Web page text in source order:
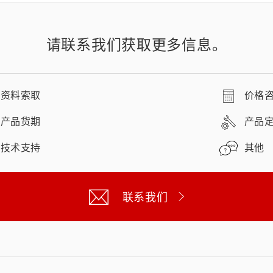
请联系我们获取更多信息。
资料索取 价格
产品货期 产品
技术支持 其他
联系我们